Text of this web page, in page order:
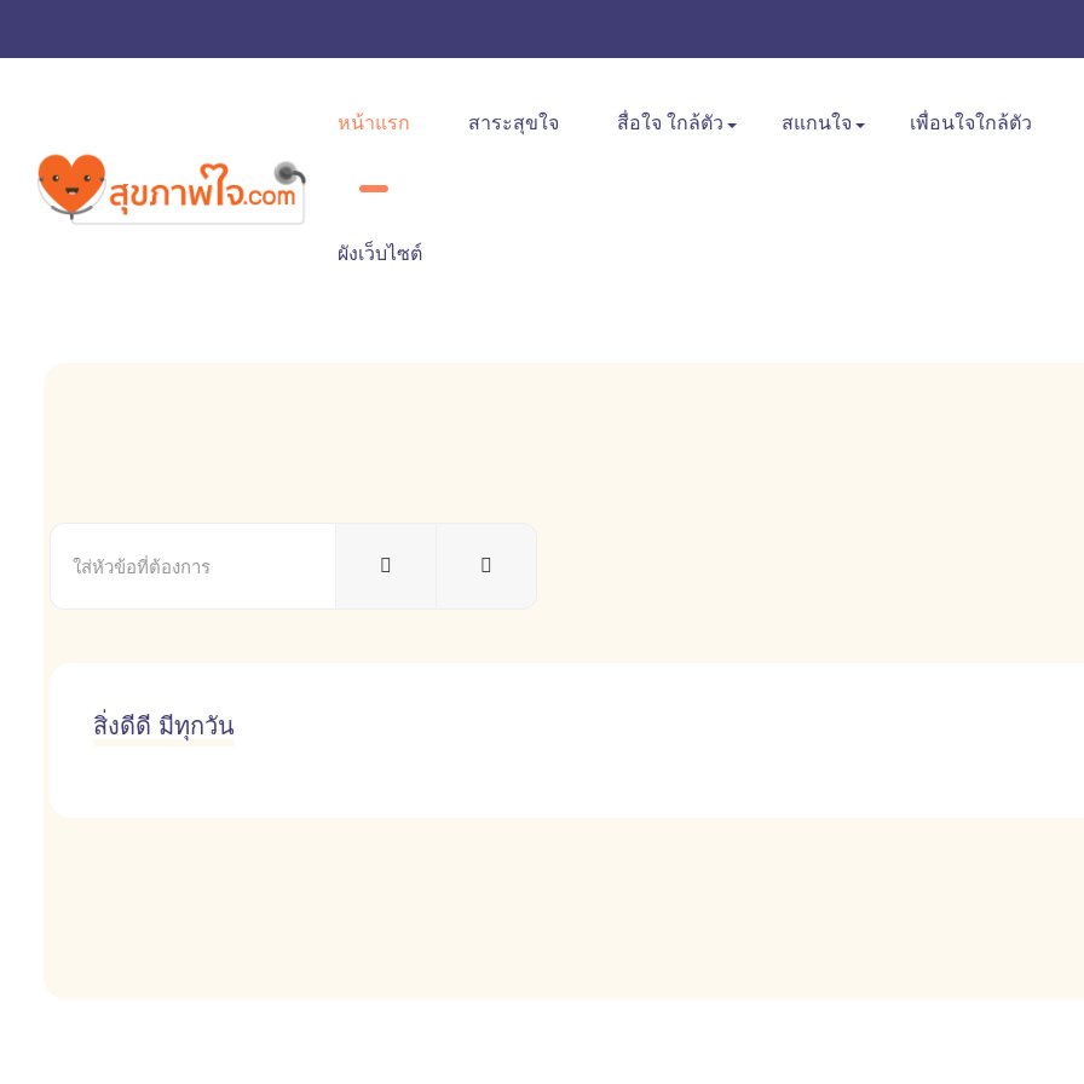
หน้าแรก สาระสุขใจ สื่อใจ ใกล้ตัว สแกนใจ เพื่อนใจใกล้ตัว
ผังเว็บไซต์
หัวข้อ
สิ่งดีดี มีทุกวัน